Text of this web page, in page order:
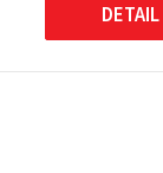
DETAIL